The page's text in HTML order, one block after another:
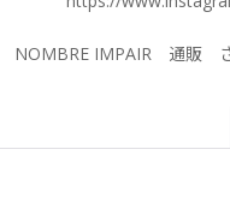
NOMBRE IMPAIR 通販